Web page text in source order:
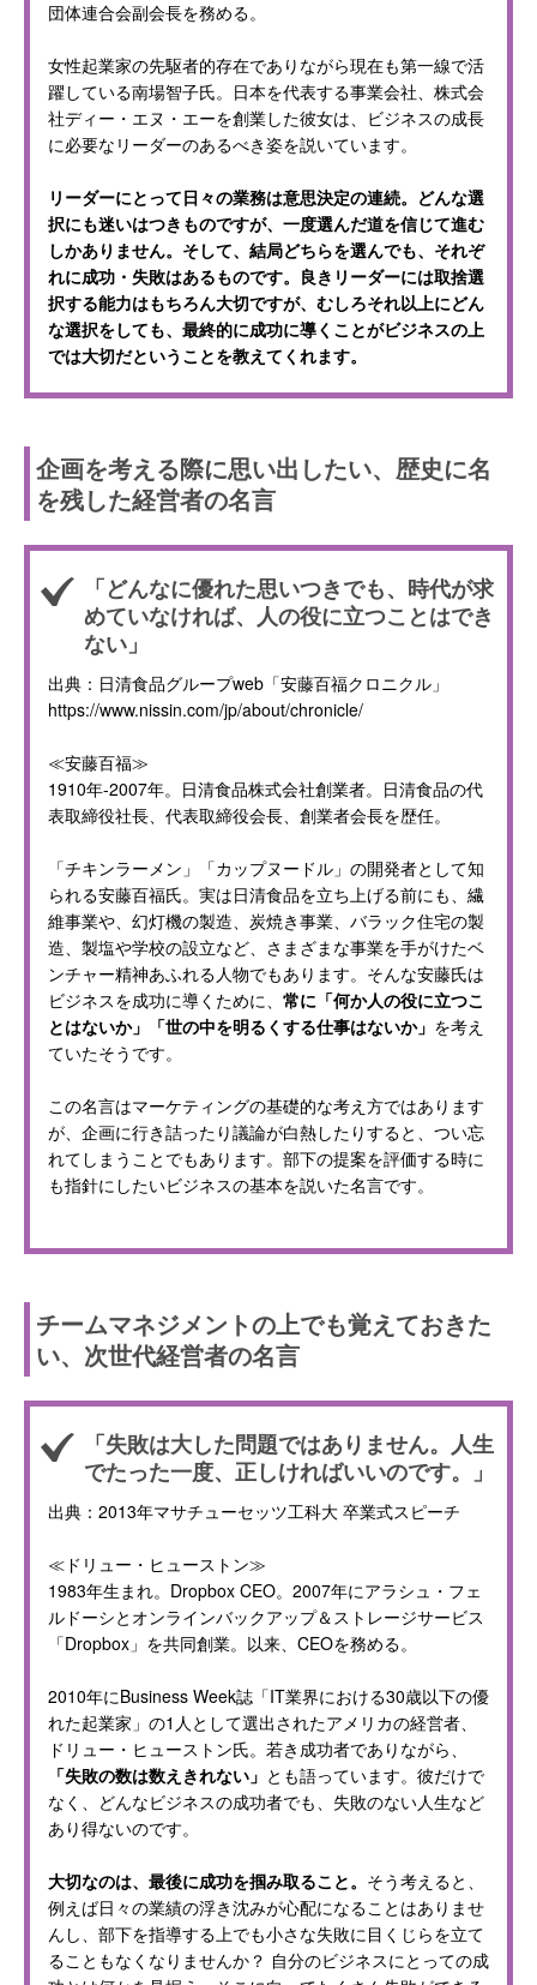
団体連合会副会長を務める。
女性起業家の先駆者的存在でありながら現在も第一線で活
躍している南場智子氏。日本を代表する事業会社、株式会
社ディー・エヌ・エーを創業した彼女は、ビジネスの成長
に必要なリーダーのあるべき姿を説いています。
リーダーにとって日々の業務は意思決定の連続。どんな選
択にも迷いはつきものですが、一度選んだ道を信じて進む
しかありません。そして、結局どちらを選んでも、それぞ
れに成功・失敗はあるものです。良きリーダーには取捨選
択する能力はもちろん大切ですが、むしろそれ以上にどん
な選択をしても、最終的に成功に導くことがビジネスの上
では大切だということを教えてくれます。
企画を考える際に思い出したい、歴史に名
を残した経営者の名言
「どんなに優れた思いつきでも、時代が求
めていなければ、人の役に立つことはでき
ない」
出典：日清食品グループweb「安藤百福クロニクル」
https://www.nissin.com/jp/about/chronicle/
≪安藤百福≫
1910年-2007年。日清食品株式会社創業者。日清食品の代
表取締役社長、代表取締役会長、創業者会長を歴任。
「チキンラーメン」「カップヌードル」の開発者として知
られる安藤百福氏。実は日清食品を立ち上げる前にも、繊
維事業や、幻灯機の製造、炭焼き事業、バラック住宅の製
造、製塩や学校の設立など、さまざまな事業を手がけたベ
ンチャー精神あふれる人物でもあります。そんな安藤氏は
ビジネスを成功に導くために、 常に「何か人の役に立つこ
とはないか」「世の中を明るくする仕事はないか」 を考え
ていたそうです。
この名言はマーケティングの基礎的な考え方ではあります
が、企画に行き詰ったり議論が白熱したりすると、つい忘
れてしまうことでもあります。部下の提案を評価する時に
も指針にしたいビジネスの基本を説いた名言です。
チームマネジメントの上でも覚えておきた
い、次世代経営者の名言
「失敗は大した問題ではありません。人生
でたった一度、正しければいいのです。」
出典：2013年マサチューセッツ工科大 卒業式スピーチ
≪ドリュー・ヒューストン≫
1983年生まれ。Dropbox CEO。2007年にアラシュ・フェ
ルドーシとオンラインバックアップ＆ストレージサービス
「Dropbox」を共同創業。以来、CEOを務める。
2010年にBusiness Week誌「IT業界における30歳以下の優
れた起業家」の1人として選出されたアメリカの経営者、
ドリュー・ヒューストン氏。若き成功者でありながら、
「失敗の数は数えきれない」 とも語っています。彼だけで
なく、どんなビジネスの成功者でも、失敗のない人生など
あり得ないのです。
大切なのは、最後に成功を掴み取ること。 そう考えると、
例えば日々の業績の浮き沈みが心配になることはありませ
んし、部下を指導する上でも小さな失敗に目くじらを立て
ることもなくなりませんか？ 自分のビジネスにとっての成